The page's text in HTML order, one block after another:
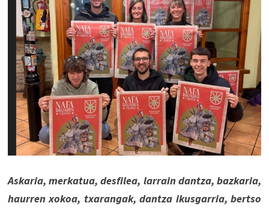
Askaria, merkatua, desfilea, larrain dantza, bazkaria,
haurren xokoa, txarangak, dantza ikusgarria, bertso